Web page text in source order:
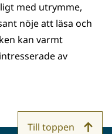
med utrymme,
nöje att läsa och
kan varmt
av
Till toppen